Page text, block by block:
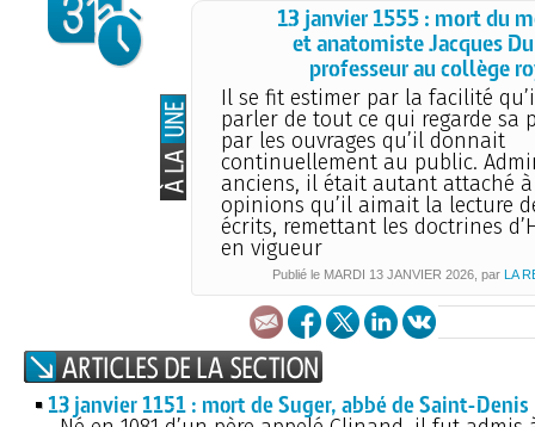
13 janvier 1555 : mort du
et anatomiste Jacques
professeur au collège
Il se fit estimer par la facilité
parler de tout ce qui regarde sa
par les ouvrages qu’il donnait
continuellement au public.
anciens, il était autant attaché
opinions qu’il aimait la lecture
écrits, remettant les doctrines
en vigueur
Publié le MARDI 13 JANVIER 2026 , par LA
13 janvier 1151 : mort de Suger, abbé de Saint-Denis